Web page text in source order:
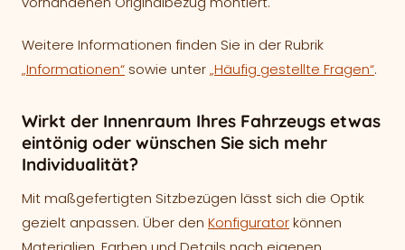
Weitere Informationen finden Sie in der Rubrik
„Informationen“ sowie unter„Häufig gestellte Fragen“.
Wirkt der Innenraum Ihres Fahrzeugs etwas
eintönig oder wünschen Sie sich mehr
Individualität?
Mit maßgefertigten Sitzbezügen lässt sich die Optik
gezielt anpassen. Über den Konfiguratorkönnen